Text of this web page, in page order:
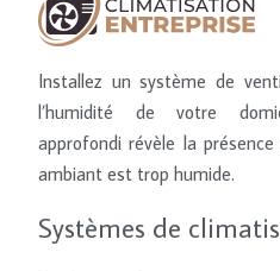
Installez un système de
l’humidité de votre
approfondi révèle la
ambiant est trop humide.
Systèmes de